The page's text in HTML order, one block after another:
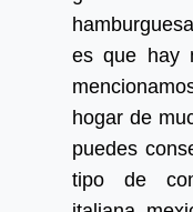
es que hay
hogar de
puedes
tipo de